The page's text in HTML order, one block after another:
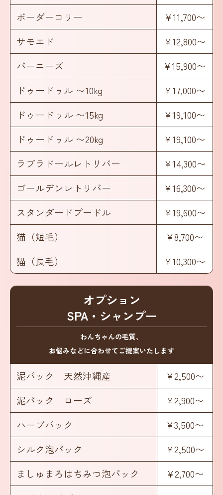
ボーダーコリー
¥11,700〜
サモエド
¥12,800〜
バーニーズ
¥15,900〜
ドゥードゥル 〜10kg
¥17,000〜
ドゥードゥル 〜15kg
¥19,100〜
ドゥードゥル 〜20kg
¥19,100〜
ラブラドールレトリバー
¥14,300〜
ゴールデンレトリバー
¥16,300〜
スタンダードプードル
¥19,600〜
猫（短毛）
¥8,700〜
猫（長毛）
¥10,300〜
オプション
SPA・シャンプー
わんちゃんの毛質、
お悩みなどに合わせてご提案いたします
泥パック 天然沖縄産
¥2,500〜
泥パック ローズ
¥2,900〜
ハーブパック
¥3,500〜
シルク泡パック
¥2,500〜
ましゅまろはちみつ泡パック
¥2,700〜